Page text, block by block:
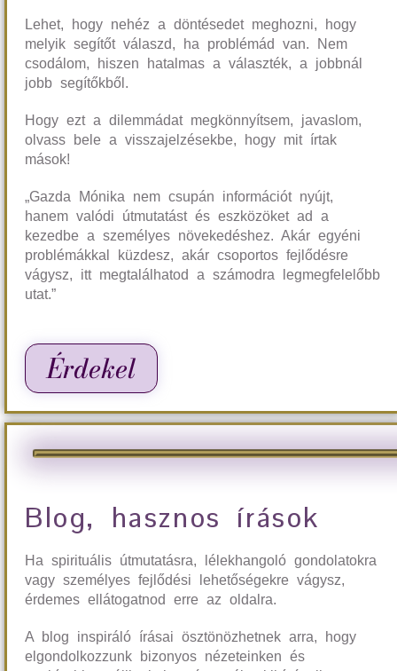
Lehet, hogy nehéz a döntésedet meghozni, hogy
melyik segítőt válaszd, ha problémád van. Nem
csodálom, hiszen hatalmas a választék, a jobbnál
jobb segítőkből.
Hogy ezt a dilemmádat megkönnyítsem, javaslom,
olvass bele a visszajelzésekbe, hogy mit írtak
mások!
„Gazda Mónika nem csupán információt nyújt,
hanem valódi útmutatást és eszközöket ad a
kezedbe a személyes növekedéshez. Akár egyéni
problémákkal küzdesz, akár csoportos fejlődésre
vágysz, itt megtalálhatod a számodra legmegfelelőbb
utat.”
Érdekel
Blog, hasznos írások
Ha spirituális útmutatásra, lélekhangoló gondolatokra
vagy személyes fejlődési lehetőségekre vágysz,
érdemes ellátogatnod erre az oldalra.
A blog inspiráló írásai ösztönözhetnek arra, hogy
elgondolkozzunk bizonyos nézeteinken és